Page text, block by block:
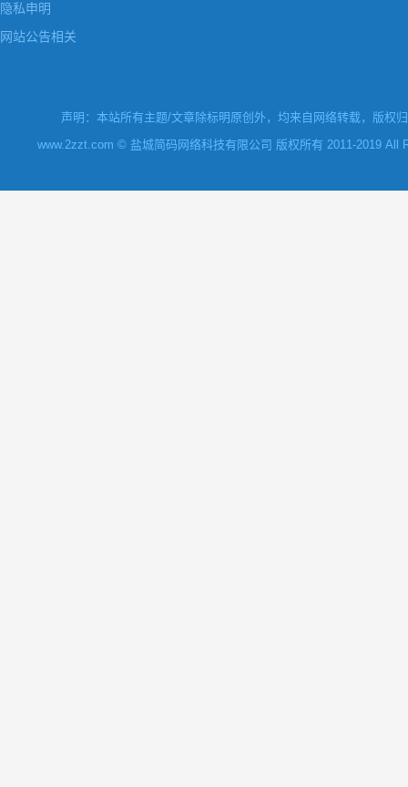
隐私申明
网站公告相关
声明：本站所有主题/文章除标明原创外，均来自网络转载，版权
www.2zzt.com © 盐城简码网络科技有限公司 版权所有 2011-2019